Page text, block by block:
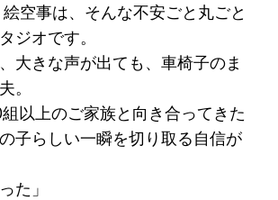
空事は、そんな不安ごと丸ごと
ジオです。
大きな声が出ても、車椅子のま
。
以上のご家族と向き合ってきた
子らしい一瞬を切り取る自信が
た」